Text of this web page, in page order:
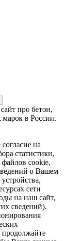
про бетон,
марок в России.
на
статистики,
cookie,
о Вашем
сети
на наш сайт,
сведений).